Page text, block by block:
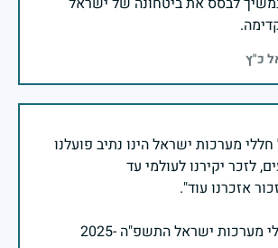
כ"ץ
מערכות ישראל הינו נתיב פועלנו
מערכות ישראל התשפ"ה -2025